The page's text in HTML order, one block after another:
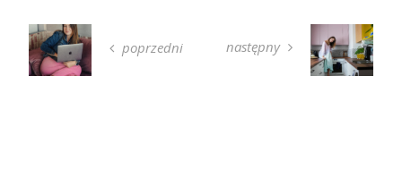
poprzedni następny